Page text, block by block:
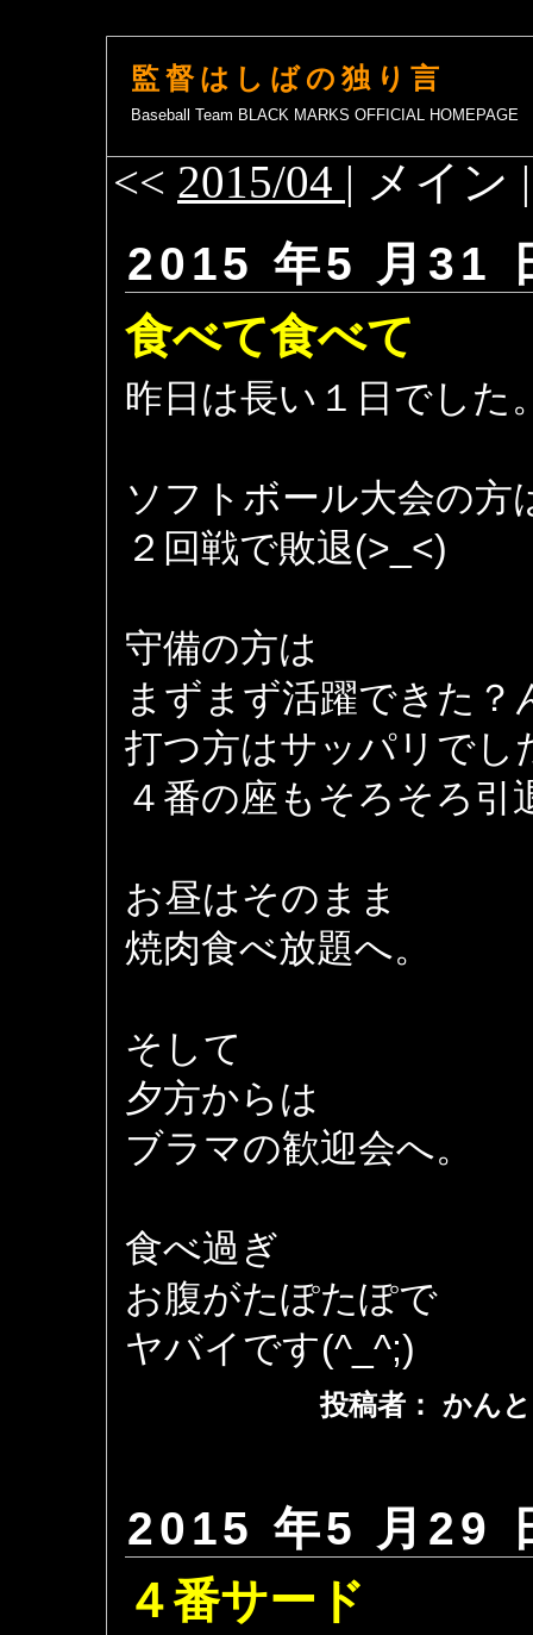
監督はしばの独り言
Baseball Team BLACK MARKS OFFICIAL HOMEPAGE
<< 2015/04 | メイン
2015 年5 月31
食べて食べて
昨日は長い１日でした
ソフトボール大会の方
２回戦で敗退(>_<)
守備の方は
まずまず活躍できた？
打つ方はサッパリでし
４番の座もそろそろ引
お昼はそのまま
焼肉食べ放題へ。
そして
夕方からは
ブラマの歓迎会へ。
食べ過ぎ
お腹がたぽたぽで
ヤバイです(^_^;)
投稿者： かん
2015 年5 月29
４番サード